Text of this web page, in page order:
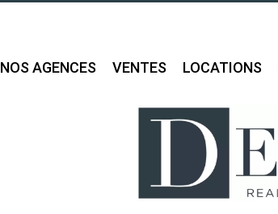
NOS AGENCES VENTES LOCATIONS